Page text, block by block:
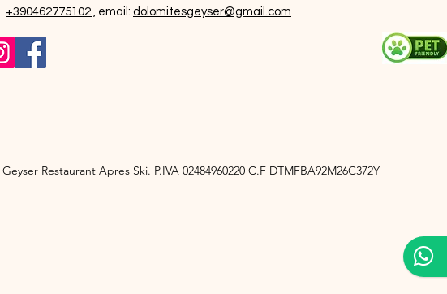
+390462775102 , email: dolomitesgeyser@gmail.com
Restaurant Apres Ski. P.IVA 02484960220 C.F DTMFBA92M26C372Y